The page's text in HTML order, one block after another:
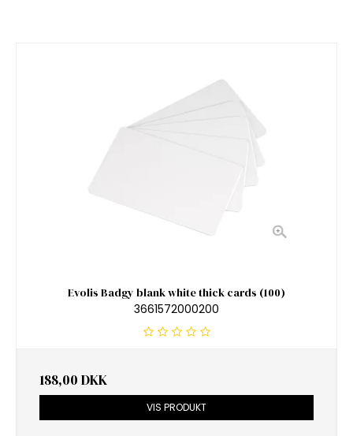
Evolis Badgy blank white thick cards (100)
3661572000200
188,00 DKK
VIS PRODUKT